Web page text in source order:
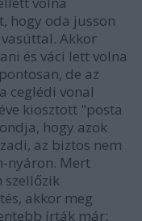
hogy oda jusson
Akkor
és váci lett volna
de az
ceglédi vonal
kiosztott "posta
hogy azok
az biztos nem
nyáron. Mert
szellőzik
akkor meg
írták már: